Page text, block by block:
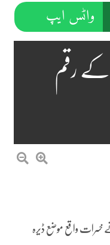
واٹس ایپ
کے رقم
خسرات واقع موضع ڈیرہ